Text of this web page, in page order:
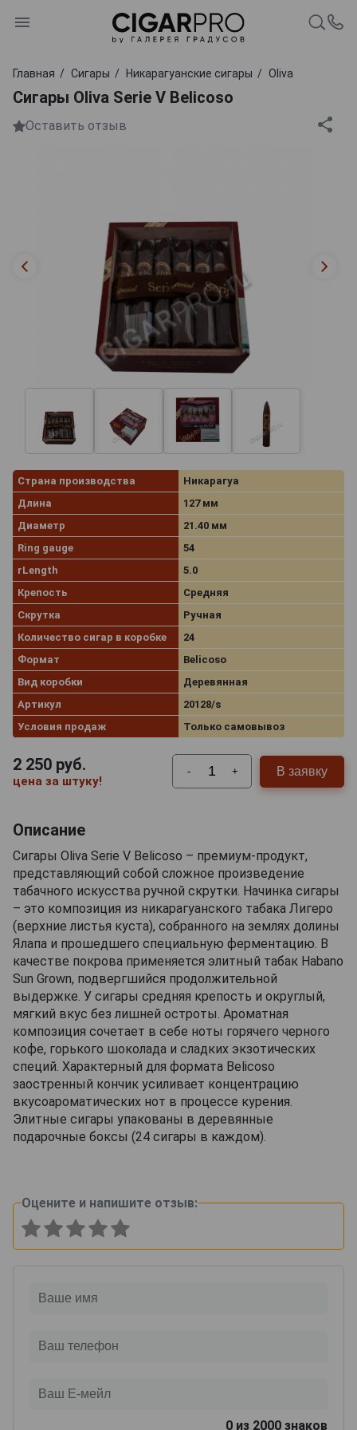
Главная Сигары Никарагуанские сигары Oliva
Сигары Oliva Serie V Belicoso
Оставить отзыв
Страна производства
Никарагуа
Длина
127 мм
Диаметр
21.40 мм
Ring gauge
54
rLength
5.0
Крепость
Средняя
Скрутка
Ручная
Количество сигар в коробке
24
Формат
Belicoso
Вид коробки
Деревянная
Артикул
20128/s
Условия продаж
Только самовывоз
2 250 руб.
цена за штуку!
- + В заявку
Описание
Сигары Oliva Serie V Belicoso – премиум-продукт,
представляющий собой сложное произведение
табачного искусства ручной скрутки. Начинка сигары
– это композиция из никарагуанского табака Лигеро
(верхние листья куста), собранного на землях долины
Ялапа и прошедшего специальную ферментацию. В
качестве покрова применяется элитный табак Habano
Sun Grown, подвергшийся продолжительной
выдержке. У сигары средняя крепость и округлый,
мягкий вкус без лишней остроты. Ароматная
композиция сочетает в себе ноты горячего черного
кофе, горького шоколада и сладких экзотических
специй. Характерный для формата Belicoso
заостренный кончик усиливает концентрацию
вкусоароматических нот в процессе курения.
Элитные сигары упакованы в деревянные
подарочные боксы (24 сигары в каждом).
Оцените и напишите отзыв:
0 из 2000 знаков